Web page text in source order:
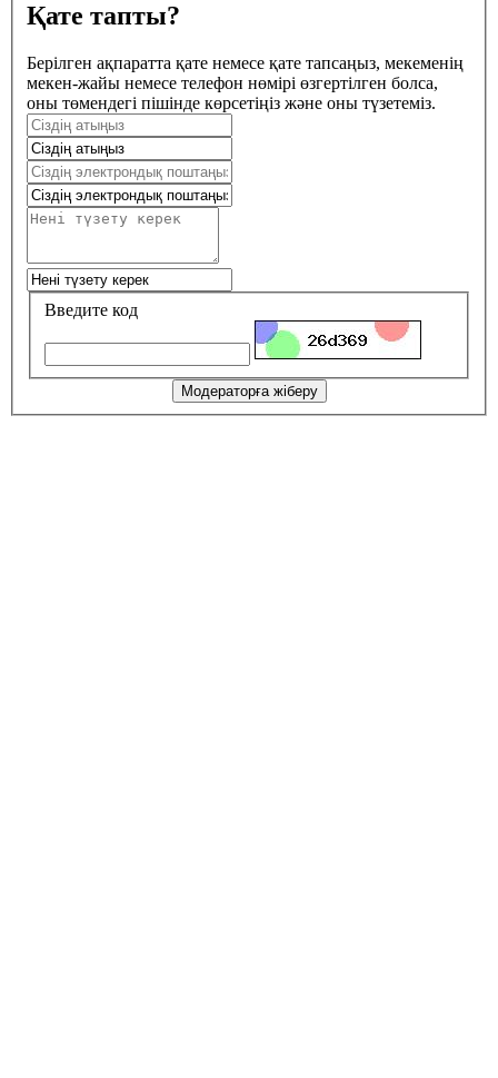
Қате тапты?
Берілген ақпаратта қате немесе қате тапсаңыз, мекеменің
мекен-жайы немесе телефон нөмірі өзгертілген болса,
оны төмендегі пішінде көрсетіңіз және оны түзетеміз.
Введите код
Модераторға жіберу